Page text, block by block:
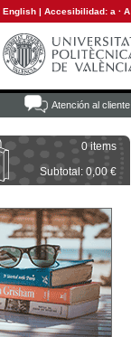
English | Accesibilidad: a · A
Atención al cliente
0 items
Subtotal: 0,00 €